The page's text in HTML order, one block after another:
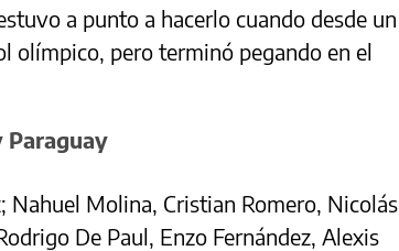
a punto a hacerlo cuando desde un
olímpico, pero terminó pegando en el
Paraguay
Nahuel Molina, Cristian Romero, Nicolás
De Paul, Enzo Fernández, Alexis